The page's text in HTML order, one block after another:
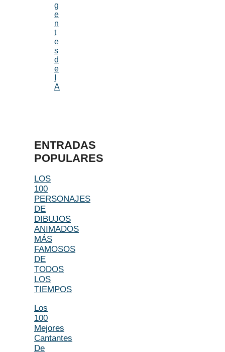
g
e
n
t
e
s
d
e
A
ENTRADAS
POPULARES
LOS
100
PERSONAJES
DE
DIBUJOS
ANIMADOS
MÁS
FAMOSOS
DE
TODOS
LOS
TIEMPOS
Los
100
Mejores
Cantantes
De